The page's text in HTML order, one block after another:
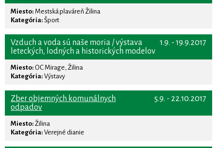
Miesto: Mestská plaváreň Žilina
Kategória: Šport
1.9. - 19.9.2017
Vzduch a voda sú naše moria / výstava
leteckých, lodných a historických modelov
Miesto: OC Mirage, Žilina
Kategória: Výstavy
5.9. - 22.10.2017
Zber objemných komunálnych
odpadov
Miesto: Žilina
Kategória: Verejné dianie